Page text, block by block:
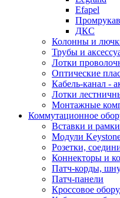
Efapel
Промрукав
ДКС
Колонны и
Трубы и
Лотки
Оптические
Кабель-канал -
Лотки
Монтажные
Коммутационное
Вставки и
Модули
Розетки,
Коннекторы и
Патч-корды,
Патч-панели
Кроссовое